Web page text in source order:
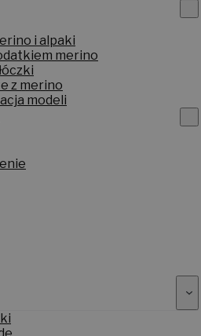
i alpaki
merino
z merino
modeli